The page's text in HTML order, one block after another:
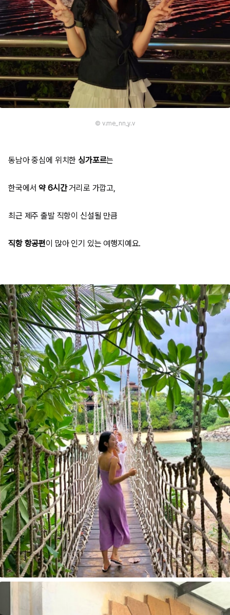
© v.me_nn_y.v
동남아 중심에 위치한싱가포르는
한국에서 약 6시간거리로 가깝고,
최근 제주 출발 직항이 신설될 만큼
직항 항공편이 많아 인기 있는 여행지예요.